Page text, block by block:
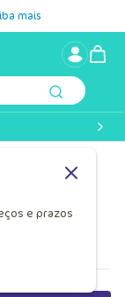
mais
e prazos
divertida!